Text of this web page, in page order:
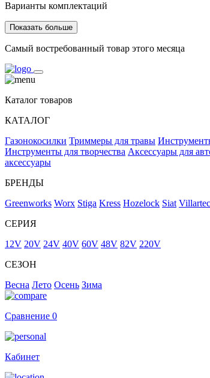
Варианты комплектаций
Показать больше
Самый востребованный товар этого месяца
Каталог товаров
КАТАЛОГ
Газонокосилки Триммеры для травы
Инструменты для творчества Аксессуары для
аксессуары
БРЕНДЫ
Greenworks Worx Stiga Kress Hozelock Siat Villartec
СЕРИЯ
12V 20V 24V 40V 60V 48V 82V 220V
СЕЗОН
Весна Лето Осень Зима
Сравнение 0
Кабинет